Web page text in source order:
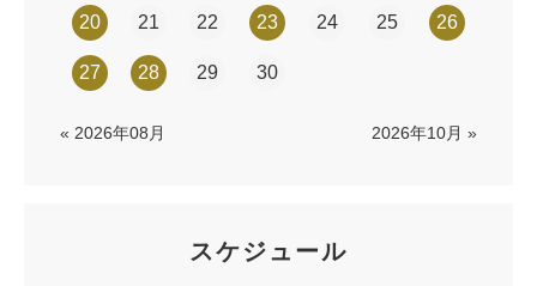
20 21 22 23 24 25 26
27 28 29 30
« 2026年08月 2026年10月 »
スケジュール